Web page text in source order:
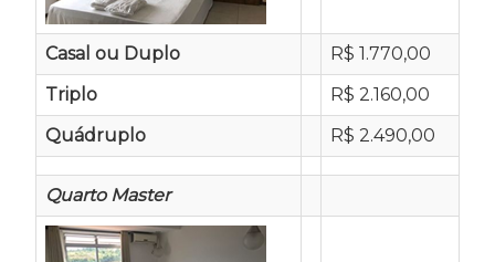
Casal ou Duplo
R$ 1.770,00
Triplo
R$ 2.160,00
Quádruplo
R$ 2.490,00
Quarto Master